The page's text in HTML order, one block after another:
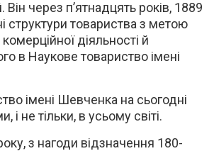
через п’ятнадцять років, 1889
структури товариства з метою
діяльності й
в Наукове товариство імені
імені Шевченка на сьогодні
і не тільки, в усьому світі.
з нагоди відзначення 180-